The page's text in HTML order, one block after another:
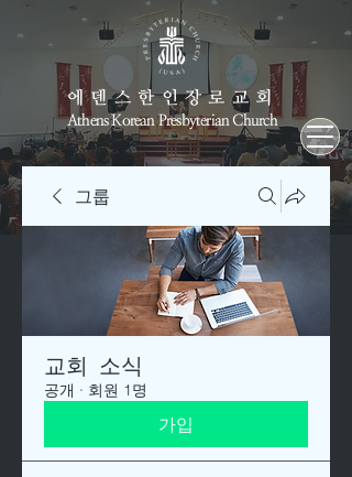
에덴스한인장로교회
Athens Korean Presbyterian Church
그룹
교회 소식
공개 · 회원 1명
가입